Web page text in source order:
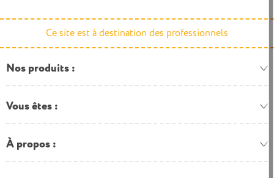
Ce site est à destination des professionnels
Nos produits
Vous êtes
À propos